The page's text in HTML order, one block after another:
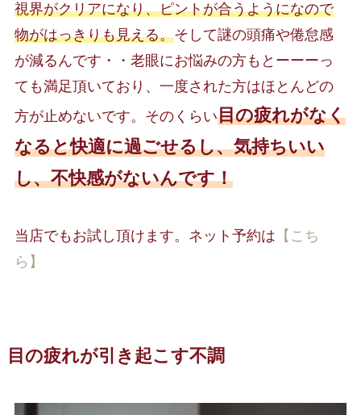
視界がクリアになり、ピントが合うようになので
物がはっきりも見える。そして謎の頭痛や倦怠感
が減るんです・・老眼にお悩みの方もとーーーっ
ても満足頂いており、一度された方はほとんどの
方が止めないです。そのくらい目の疲れがなく
なると快適に過ごせるし、気持ちいい
し、不快感がないんです！
当店でもお試し頂けます。ネット予約は 【こち
ら】
目の疲れが引き起こす不調